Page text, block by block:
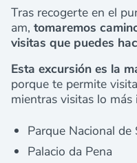
Tras recogerte en el
am, tomaremos
visitas que puedes
Esta excursión es la
porque te permite
mientras visitas lo
Parque Nacional de
Palacio da Pena